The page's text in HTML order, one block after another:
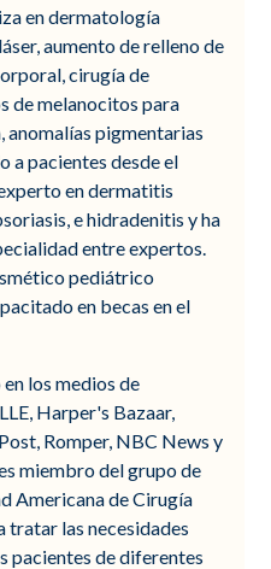
en dermatología
aumento de relleno de
cirugía de
de melanocitos para
pigmentarias
a pacientes desde el
en dermatitis
e hidradenitis y ha
entre expertos.
pediátrico
en becas en el
en los medios de
Harper's Bazaar,
Romper, NBC News y
miembro del grupo de
Americana de Cirugía
tratar las necesidades
pacientes de diferentes